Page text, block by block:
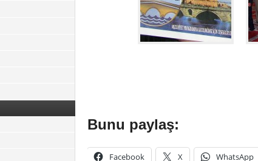
Bunu paylaş:
Facebook X WhatsApp